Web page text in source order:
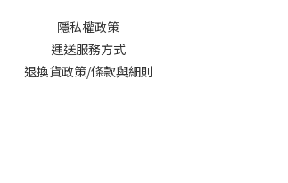
隱私權政策
運送服務方式
退換貨政策/條款與細則